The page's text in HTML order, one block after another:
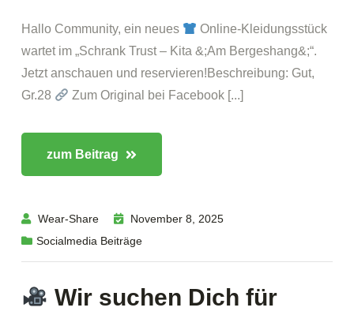
Hallo Community, ein neues
Online-Kleidungsstück
wartet im „Schrank Trust – Kita &;Am Bergeshang&;“.
Jetzt anschauen und reservieren!Beschreibung: Gut,
Gr.28
Zum Original bei Facebook [...]
zum Beitrag
Wear-Share
November 8, 2025
Socialmedia Beiträge
Wir suchen Dich für